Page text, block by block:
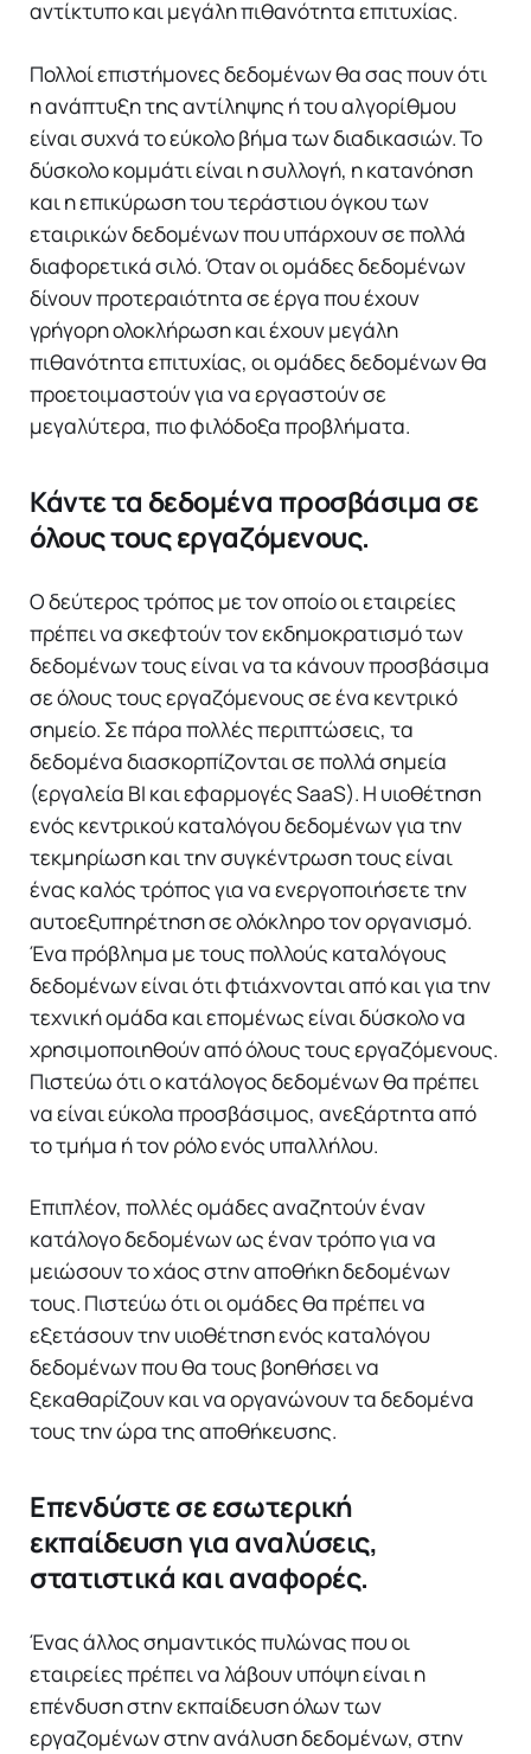
αντίκτυπο και μεγάλη πιθανότητα επιτυχίας.
Πολλοί επιστήμονες δεδομένων θα σας πουν ότι
η ανάπτυξη της αντίληψης ή του αλγορίθμου
είναι συχνά το εύκολο βήμα των διαδικασιών. Το
δύσκολο κομμάτι είναι η συλλογή, η κατανόηση
και η επικύρωση του τεράστιου όγκου των
εταιρικών δεδομένων που υπάρχουν σε πολλά
διαφορετικά σιλό. Όταν οι ομάδες δεδομένων
δίνουν προτεραιότητα σε έργα που έχουν
γρήγορη ολοκλήρωση και έχουν μεγάλη
πιθανότητα επιτυχίας, οι ομάδες δεδομένων θα
προετοιμαστούν για να εργαστούν σε
μεγαλύτερα, πιο φιλόδοξα προβλήματα.
Κάντε τα δεδομένα προσβάσιμα σε
όλους τους εργαζόμενους.
Ο δεύτερος τρόπος με τον οποίο οι εταιρείες
πρέπει να σκεφτούν τον εκδημοκρατισμό των
δεδομένων τους είναι να τα κάνουν προσβάσιμα
σε όλους τους εργαζόμενους σε ένα κεντρικό
σημείο. Σε πάρα πολλές περιπτώσεις, τα
δεδομένα διασκορπίζονται σε πολλά σημεία
(εργαλεία BI και εφαρμογές SaaS). Η υιοθέτηση
ενός κεντρικού καταλόγου δεδομένων για την
τεκμηρίωση και την συγκέντρωση τους είναι
ένας καλός τρόπος για να ενεργοποιήσετε την
αυτοεξυπηρέτηση σε ολόκληρο τον οργανισμό.
Ένα πρόβλημα με τους πολλούς καταλόγους
δεδομένων είναι ότι φτιάχνονται από και για την
τεχνική ομάδα και επομένως είναι δύσκολο να
χρησιμοποιηθούν από όλους τους εργαζόμενους.
Πιστεύω ότι ο κατάλογος δεδομένων θα πρέπει
να είναι εύκολα προσβάσιμος, ανεξάρτητα από
το τμήμα ή τον ρόλο ενός υπαλλήλου.
Επιπλέον, πολλές ομάδες αναζητούν έναν
κατάλογο δεδομένων ως έναν τρόπο για να
μειώσουν το χάος στην αποθήκη δεδομένων
τους. Πιστεύω ότι οι ομάδες θα πρέπει να
εξετάσουν την υιοθέτηση ενός καταλόγου
δεδομένων που θα τους βοηθήσει να
ξεκαθαρίζουν και να οργανώνουν τα δεδομένα
τους την ώρα της αποθήκευσης.
Επενδύστε σε εσωτερική
εκπαίδευση για αναλύσεις,
στατιστικά και αναφορές.
Ένας άλλος σημαντικός πυλώνας που οι
εταιρείες πρέπει να λάβουν υπόψη είναι η
επένδυση στην εκπαίδευση όλων των
εργαζομένων στην ανάλυση δεδομένων, στην